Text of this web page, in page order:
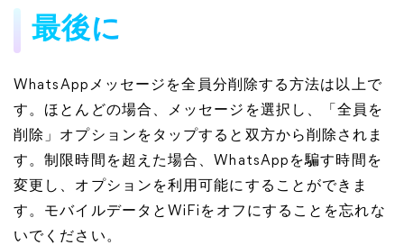
最後に
WhatsAppメッセージを全員分削除する方法は以上で
す。ほとんどの場合、メッセージを選択し、「全員を
削除」オプションをタップすると双方から削除されま
す。制限時間を超えた場合、WhatsAppを騙す時間を
変更し、オプションを利用可能にすることができま
す。モバイルデータとWiFiをオフにすることを忘れな
いでください。